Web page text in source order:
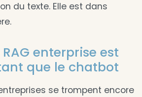
du texte. Elle est dans
enterprise est
que le chatbot
se trompent encore